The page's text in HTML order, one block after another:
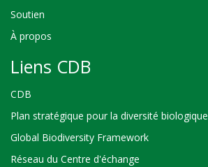
Soutien
À propos
Liens CDB
CDB
Plan stratégique pour la diversité biologique
Global Biodiversity Framework
Réseau du Centre d'échange